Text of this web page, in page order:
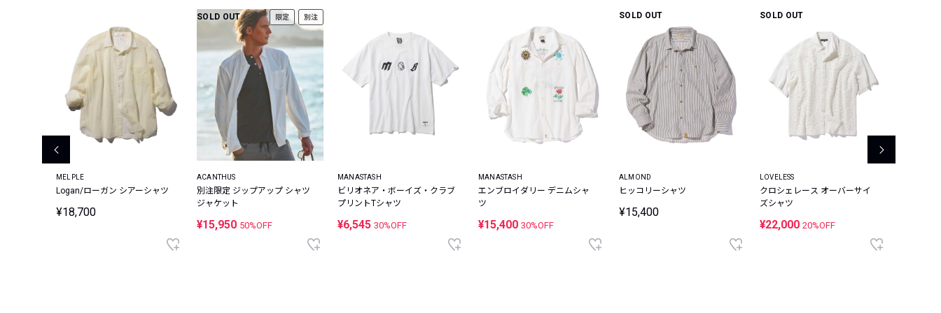
MELPLE
Logan/ローガン シアーシャツ
¥18,700
SOLD OUT 限定 別注
ACANTHUS
別注限定 ジップアップ シャツ
ジャケット
¥15,950 50%OFF
MANASTASH
ビリオネア・ボーイズ・クラブ
プリントTシャツ
¥6,545 30%OFF
MANASTASH
エンブロイダリー デニムシャ
ツ
¥15,400 30%OFF
SOLD OUT
ALMOND
ヒッコリーシャツ
¥15,400
SOLD OUT
LOVELESS
クロシェレース オーバーサイ
ズシャツ
¥22,000 20%OFF